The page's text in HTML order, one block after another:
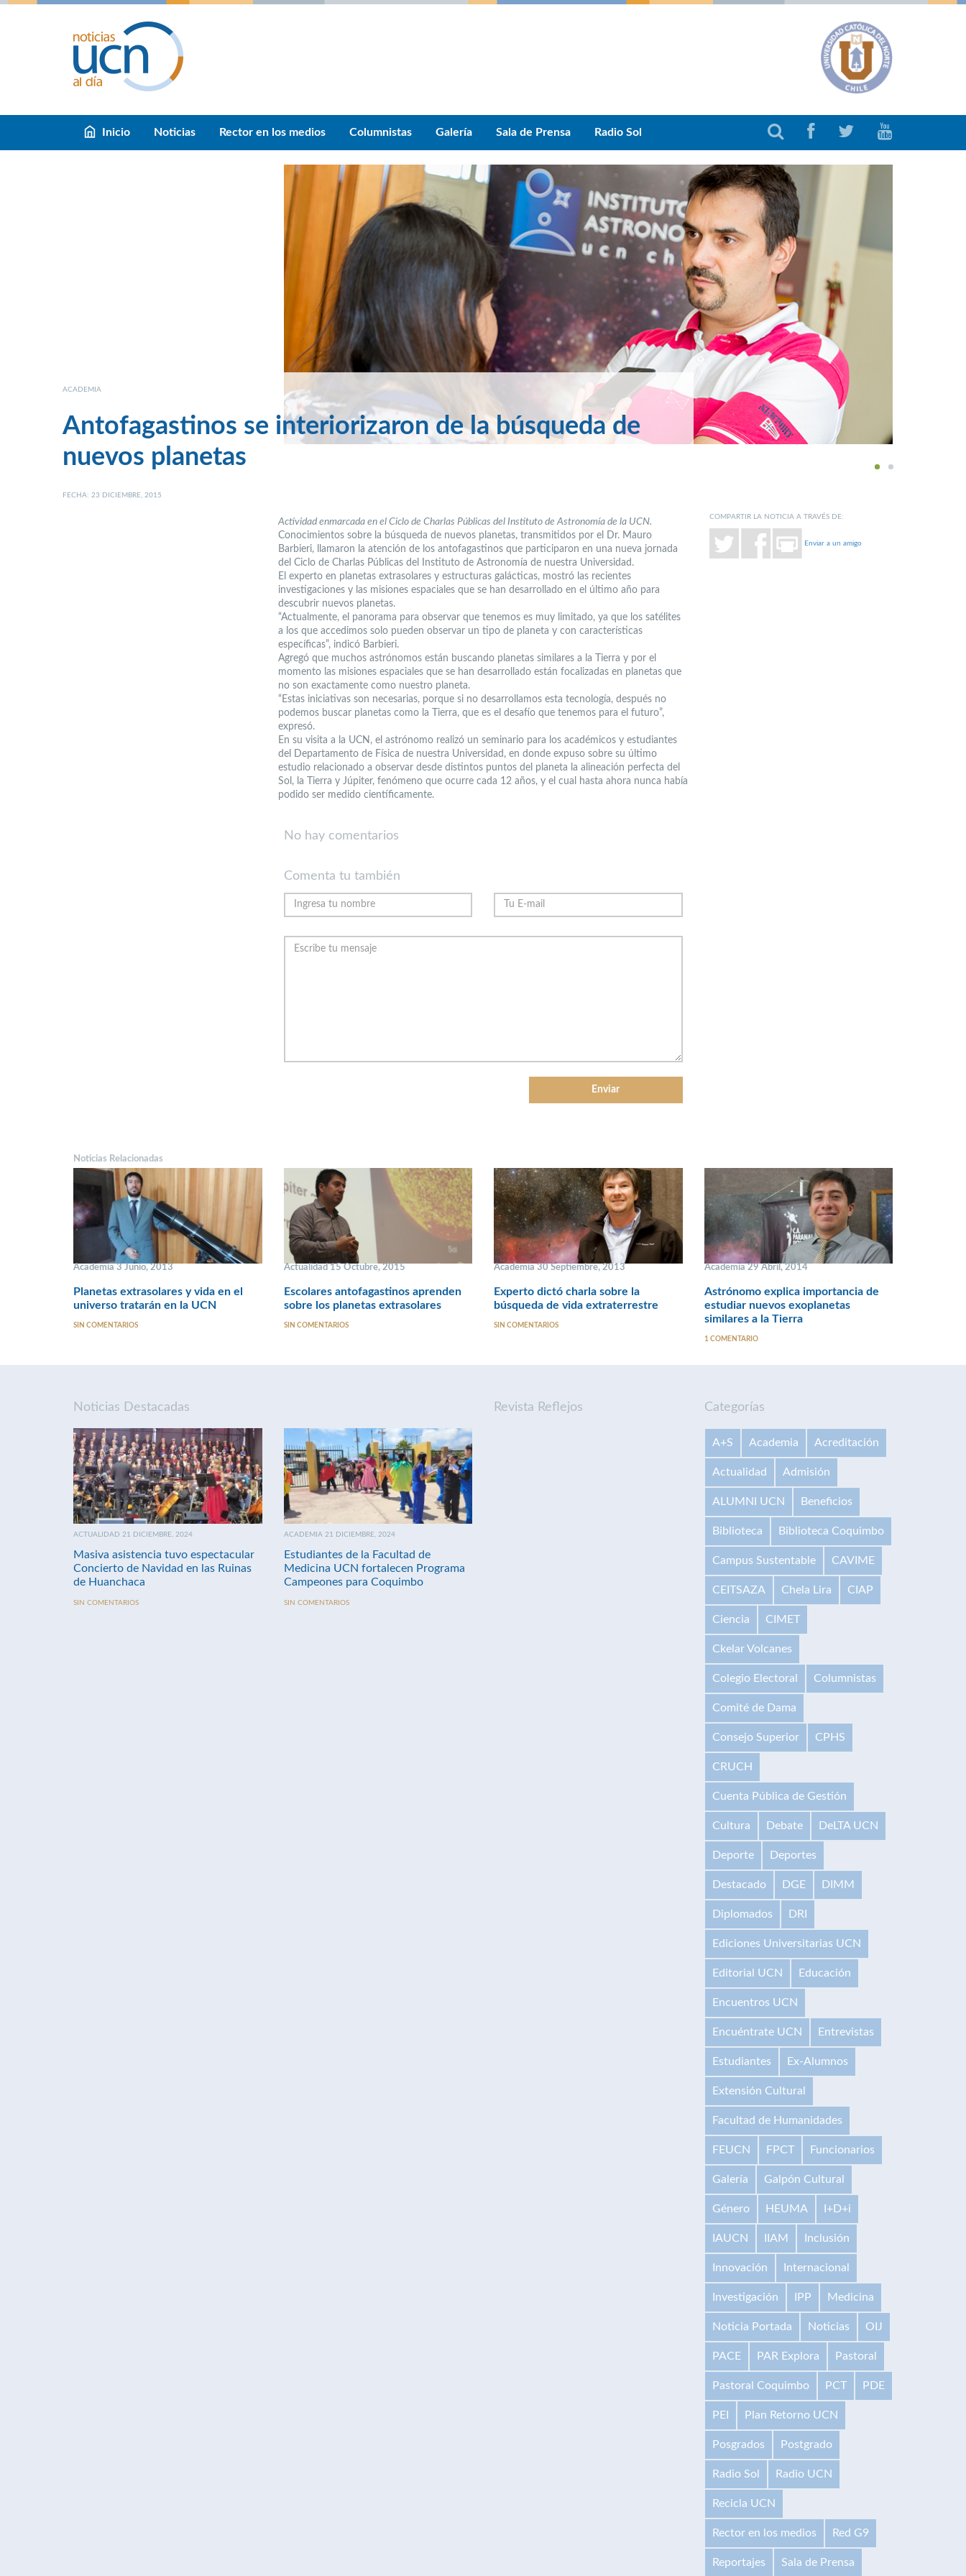
Inicio Noticias Rector en los medios Columnistas Galería Sala de Prensa Radio Sol
1 2
ACADEMIA
Antofagastinos se interiorizaron de la búsqueda de
nuevos planetas
FECHA: 23 DICIEMBRE, 2015
Actividad enmarcada en el Ciclo de Charlas Públicas del Instituto de Astronomía de la UCN.
Conocimientos sobre la búsqueda de nuevos planetas, transmitidos por el Dr. Mauro
Barbieri, llamaron la atención de los antofagastinos que participaron en una nueva jornada
del Ciclo de Charlas Públicas del Instituto de Astronomía de nuestra Universidad.
El experto en planetas extrasolares y estructuras galácticas, mostró las recientes
investigaciones y las misiones espaciales que se han desarrollado en el último año para
descubrir nuevos planetas.
“Actualmente, el panorama para observar que tenemos es muy limitado, ya que los satélites
a los que accedimos solo pueden observar un tipo de planeta y con características
específicas”, indicó Barbieri.
Agregó que muchos astrónomos están buscando planetas similares a la Tierra y por el
momento las misiones espaciales que se han desarrollado están focalizadas en planetas que
no son exactamente como nuestro planeta.
“Estas iniciativas son necesarias, porque si no desarrollamos esta tecnología, después no
podemos buscar planetas como la Tierra, que es el desafío que tenemos para el futuro”,
expresó.
En su visita a la UCN, el astrónomo realizó un seminario para los académicos y estudiantes
del Departamento de Física de nuestra Universidad, en donde expuso sobre su último
estudio relacionado a observar desde distintos puntos del planeta la alineación perfecta del
Sol, la Tierra y Júpiter, fenómeno que ocurre cada 12 años, y el cual hasta ahora nunca había
podido ser medido científicamente.
COMPARTIR LA NOTICIA A TRAVÉS DE:
Enviar a un amigo
No hay comentarios
Comenta tu también
Noticias Relacionadas
Academia 3 Junio, 2013
Planetas extrasolares y vida en el
universo tratarán en la UCN
SIN COMENTARIOS
Actualidad 15 Octubre, 2015
Escolares antofagastinos aprenden
sobre los planetas extrasolares
SIN COMENTARIOS
Academia 30 Septiembre, 2013
Experto dictó charla sobre la
búsqueda de vida extraterrestre
SIN COMENTARIOS
Academia 29 Abril, 2014
Astrónomo explica importancia de
estudiar nuevos exoplanetas
similares a la Tierra
1 COMENTARIO
Noticias Destacadas
ACTUALIDAD 21 DICIEMBRE, 2024
Masiva asistencia tuvo espectacular
Concierto de Navidad en las Ruinas
de Huanchaca
SIN COMENTARIOS
ACADEMIA 21 DICIEMBRE, 2024
Estudiantes de la Facultad de
Medicina UCN fortalecen Programa
Campeones para Coquimbo
SIN COMENTARIOS
Revista Reflejos Categorías
A+S Academia Acreditación
Actualidad Admisión
ALUMNI UCN Beneficios
Biblioteca Biblioteca Coquimbo
Campus Sustentable CAVIME
CEITSAZA Chela Lira CIAP
Ciencia CIMET
Ckelar Volcanes
Colegio Electoral Columnistas
Comité de Dama
Consejo Superior CPHS
CRUCH
Cuenta Pública de Gestión
Cultura Debate DeLTA UCN
Deporte Deportes
Destacado DGE DIMM
Diplomados DRI
Ediciones Universitarias UCN
Editorial UCN Educación
Encuentros UCN
Encuéntrate UCN Entrevistas
Estudiantes Ex-Alumnos
Extensión Cultural
Facultad de Humanidades
FEUCN FPCT Funcionarios
Galería Galpón Cultural
Género HEUMA I+D+i
IAUCN IIAM Inclusión
Innovación Internacional
Investigación IPP Medicina
Noticia Portada Noticias OIJ
PACE PAR Explora Pastoral
Pastoral Coquimbo PCT PDE
PEI Plan Retorno UCN
Posgrados Postgrado
Radio Sol Radio UCN
Recicla UCN
Rector en los medios Red G9
Reportajes Sala de Prensa